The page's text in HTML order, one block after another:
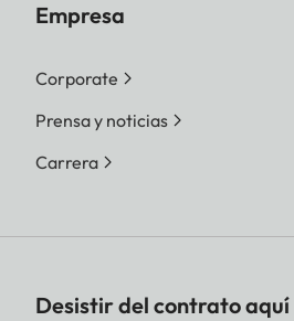
Empresa
Corporate
Prensa y noticias
Carrera
Desistir del contrato aquí